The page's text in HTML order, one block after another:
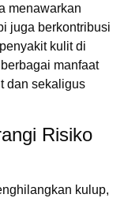
menawarkan
juga berkontribusi
kulit di
manfaat
dan sekaligus
Risiko
kulup,